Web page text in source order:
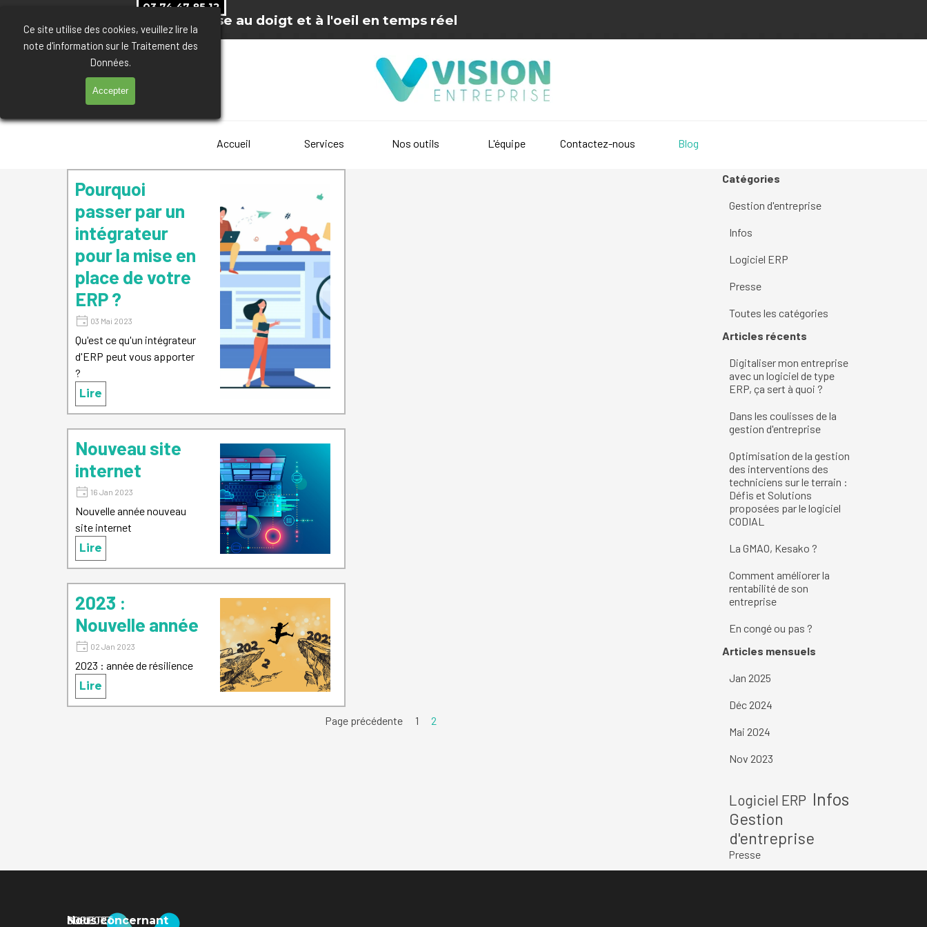
Ce site utilise des cookies, veuillez lire la
note d'information sur le Traitement des
Données.
Accepter
Pilotez votre entreprise au doigt et à l'oeil en temps réel
03 74 47 85 12
Accueil
Services Nos outils ▼
L'équipe Contactez-nous Blog
Pourquoi
passer par un
intégrateur
pour la mise en
place de votre
ERP ?
03 Mai 2023
Qu'est ce qu'un intégrateur
d'ERP peut vous apporter
?
Lire
Nouveau site
internet
16 Jan 2023
Nouvelle année nouveau
site internet
Lire
2023 :
Nouvelle année
02 Jan 2023
2023 : année de résilience
Lire
Page précédente Aller à la page :
1 Page actuelle :
2
Sauter le bloc Catégories
Catégories
Gestion d'entreprise
Infos
Logiciel ERP
Presse
Toutes les catégories
Sauter le bloc Articles récents
Articles récents
Digitaliser mon entreprise
avec un logiciel de type
ERP, ça sert à quoi ?
Dans les coulisses de la
gestion d'entreprise
Optimisation de la gestion
des interventions des
techniciens sur le terrain :
Défis et Solutions
proposées par le logiciel
CODIAL
La GMAO, Kesako ?
Comment améliorer la
rentabilité de son
entreprise
En congé ou pas ?
Sauter le bloc Articles mensuels
Articles mensuels
Jan 2025
Déc 2024
Mai 2024
Nov 2023
Logiciel ERP Infos
Gestion
d'entreprise
Presse
SUPPORT
Nous concernant
SOCIETE